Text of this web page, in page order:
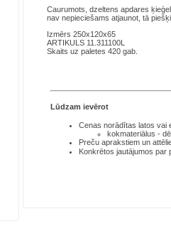
Caurumots, dzeltens apdares
nav nepieciešams atjaunot, tā
Izmērs 250x120x65
ARTIKULS 11.311100L
Skaits uz paletes 420 gab.
Lūdzam ievērot
Cenas norādītas latos vai
kokmateriālus -
Preču aprakstiem un
Konkrētos jautājumos